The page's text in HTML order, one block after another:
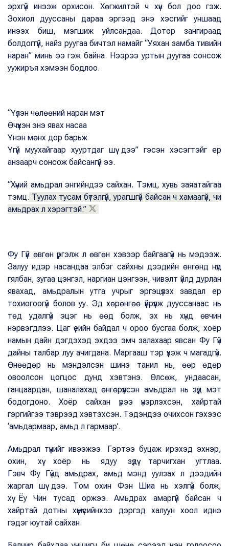
эрхгүй инээж орхисон. Хөгжилтэй ч хүн бол доо гэж.
Зохиол дууссаны дараа эргээд энэ хэсгийг уншаад
инээх биш, мэгшиж уйлсандаа. Дотор зангираад
болдоггүй, найз руугаа бичтэл намайг “Уяхан замба тивийн
наран” минь ээ гэж байна. Нээрээ уртын дуугаа сонсож
уужиръя хэмээн бодлоо.
“Үүлэн чөлөөний наран мэт
Өчүүхэн энэ явах насаа
Үнэн мөнх дор барьж
Үгүй муухайгаар хууртдаг шүү дээ” гэсэн хэсэгтэйг ер
анзаарч сонсож байсангүй ээ.
“Хүний амьдрал энгийндээ сайхан. Тэмц, хувь заяатайгаа
тэмц. Туулах тусам бүтэлгүй, урагшгүй байсан ч хамаагүй, чи
амьдрах л хэрэгтэй.”
Фу Гүй өвгөн үргэлж л өвгөн хэвээр байгаагүй нь мэдээж.
Залуу идэр насандаа элбэг сайхны дээдийн өнгөнд нүд
гялбан, зугаа цэнгэл, наргиан цэнгээн, чивэлт үйлд дурлан
явахад, амьдралын утга учрыг эргэцүүлэх завдал ер
тохиогоогүй болов уу. Эд хөрөнгөө үйрүүлж дууссанаас нь
төд удалгүй эцэг нь өөд болж, эх нь хүнд өвчин
нэрвэгдлээ. Цаг үеийн байдал ч ороо бусгаа болж, хоёр
намын дайн дэгдэхэд эхдээ эмч залахаар явсан Фу Гүй
дайны талбар луу ачигдана. Маргааш тэр үхэж ч магадгүй.
Өнөөдөр нь мэндэлсэн шинэ танил нь, өөр өдөр
овоолсон цогцос дунд хэвтэнэ. Өлсөж, ундаасан,
ганцаардан, шаналахад өнгөрүүлсэн амьдрал нь зүүд мэт
бодогдоно. Хоёр сайхан үрээ үнэрлэхсэн, хайртай
гэргийгээ тэврээд хэвтэхсэн. Тэдэндээ очихсон гэхээс
‘амьдармаар, амьд л гармаар’.
Амьдрал түүнийг ивээжээ. Гэртээ буцаж ирэхэд эхнэр,
охин, хүү хоёр нь ядуу зүдүү тарчигхан угтлаа.
Гэвч Фу Гүйд амьдрах, амьд мэнд уулзах л дээдийн
жаргал шүү дээ. Том охин Фэн Шиа нь хэлгүй болж,
хүү Ёу Чин тусад оржээ. Амьдрах амаргүй байсан ч
хайртай дотны хүмүүсийнхээ дэргэд халуун хоол иднэ
гэдэг юутай сайхан.